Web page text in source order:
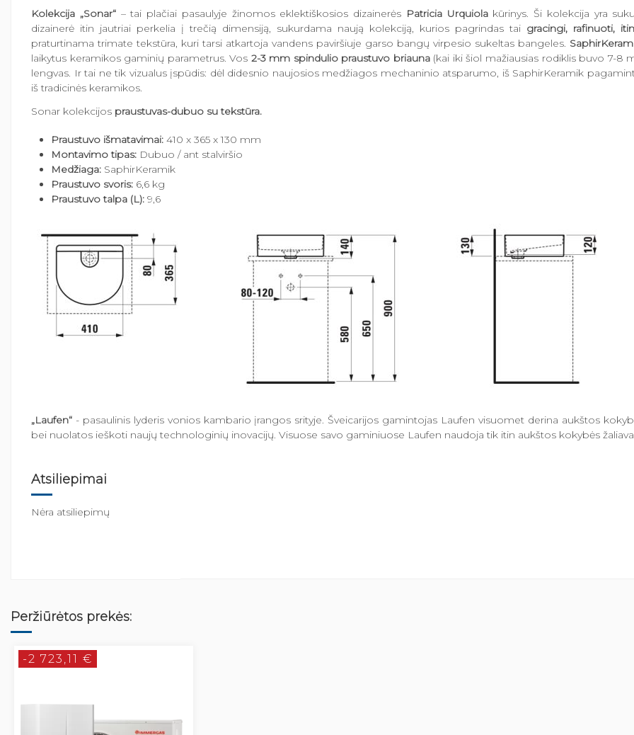
Kolekcija „Sonar“– tai plačiai pasaulyje žinomos eklektiškosios dizainerės Patricia Urquiolakūrinys. Ši kolekcija yra
dizainerė itin jautriai perkelia į trečią dimensiją, sukurdama naują kolekciją, kurios pagrindas tai gracingi, rafinuoti,
praturtinama trimate tekstūra, kuri tarsi atkartoja vandens paviršiuje garso bangų virpesio sukeltas bangeles.
laikytus keramikos gaminių parametrus. Vos 2-3 mm spindulio praustuvo briauna(kai iki šiol mažiausias rodiklis buvo 7-8
lengvas. Ir tai ne tik vizualus įspūdis: dėl didesnio naujosios medžiagos mechaninio atsparumo, iš SaphirKeramik
iš tradicinės keramikos.
Sonar kolekcijos praustuvas-dubuo su tekstūra.
Praustuvo išmatavimai: 410 x 365 x 130 mm
Montavimo tipas: Dubuo / ant stalviršio
Medžiaga: SaphirKeramik
Praustuvo svoris: 6,6 kg
Praustuvo talpa (L): 9,6
„Laufen“ - pasaulinis lyderis vonios kambario įrangos srityje. Šveicarijos gamintojas Laufen visuomet derina aukštos
bei nuolatos ieškoti naujų technologinių inovacijų. Visuose savo gaminiuose Laufen naudoja tik itin aukštos kokybės
Atsiliepimai
Nėra atsiliepimų
Peržiūrėtos prekės:
-2 723,11 €